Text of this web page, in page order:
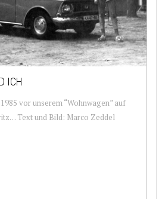
ICH
vor unserem “Wohnwagen” auf
Text und Bild: Marco Zeddel